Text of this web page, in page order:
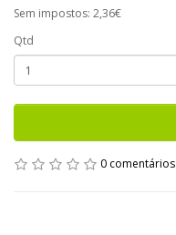
Sem impostos: 2,36€
Qtd
0 comentários